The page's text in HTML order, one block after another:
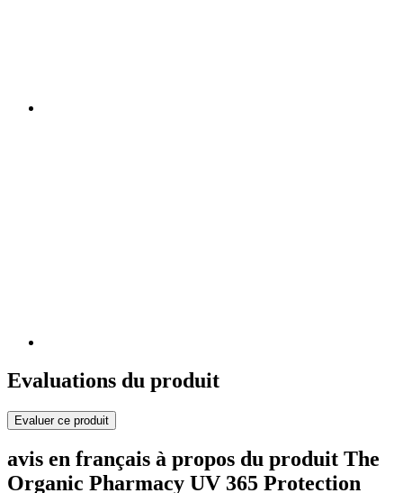
Evaluations du produit
Evaluer ce produit
avis en français à propos du produit The
Organic Pharmacy UV 365 Protection